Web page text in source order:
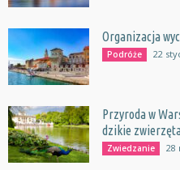
Organizacja
Podróże 22
Przyroda w
dzikie
Zwiedzanie 28